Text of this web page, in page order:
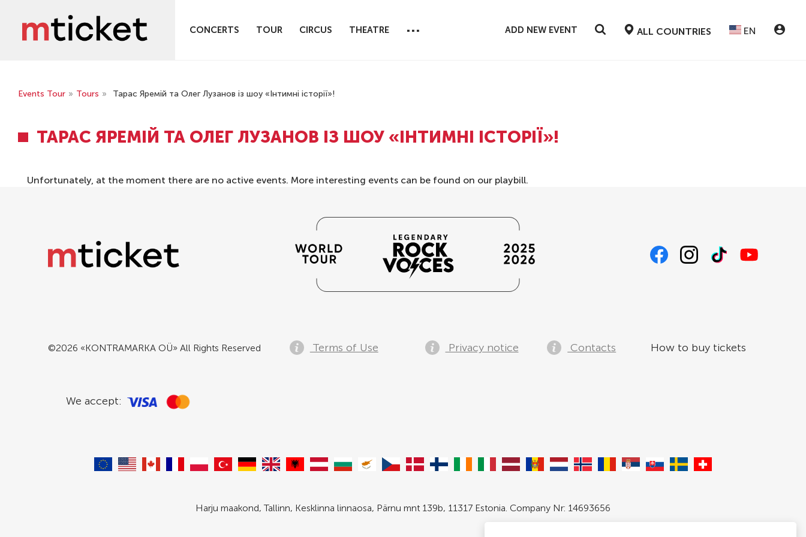
CONCERTS TOUR CIRCUS THEATRE ... ADD NEW EVENT ALL COUNTRIES EN
Events Tour » Tours » Тарас Яремій та Олег Лузанов із шоу «Інтимні історії»!
ТАРАС ЯРЕМІЙ ТА ОЛЕГ ЛУЗАНОВ ІЗ ШОУ «ІНТИМНІ ІСТОРІЇ»!
Unfortunately, at the moment there are no active events. More interesting events can be found on our playbill.
©2026 «KONTRAMARKA OÜ» All Rights Reserved Terms of Use Privacy notice Contacts How to buy tickets
We accept:
Harju maakond, Tallinn, Kesklinna linnaosa, Pärnu mnt 139b, 11317 Estonia. Company Nr: 14693656